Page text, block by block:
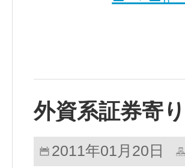
外資系証券寄
2011年01月20日